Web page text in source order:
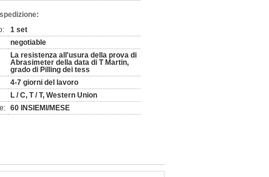
1 set
negotiable
La resistenza all'usura della prova di
Abrasimeter della data di T Martin,
grado di Pilling dei tess
4-7 giorni del lavoro
L / C, T / T, Western Union
60 INSIEMI/MESE